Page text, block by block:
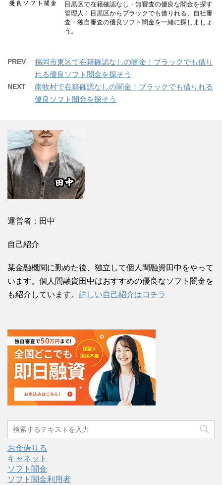
目黒区で在籍確認なし・無審査の優良な闇金を探す
管理人！目黒区からブラックでも借りれる、自社審
査・独自審査の優良ソフト闇金を一緒に探しましょ
う。
PREV
福岡市東区で在籍確認なしの闇金！ブラックでも借り
れる優良ソフト闇金を探そう
NEXT
南牧村で在籍確認なしの闇金！ブラックでも借りれる
優良ソフト闇金を探そう
運営者：田中
自己紹介
某金融機関に勤めた後、独立して個人間融資田中をやって
います。個人間融資田中はおすすめの優良なソフト闇金を
も紹介しています。 詳しい自己紹介はコチラ
お金借りる
キャネット
ソフト闇金
ソフト闇金利用者